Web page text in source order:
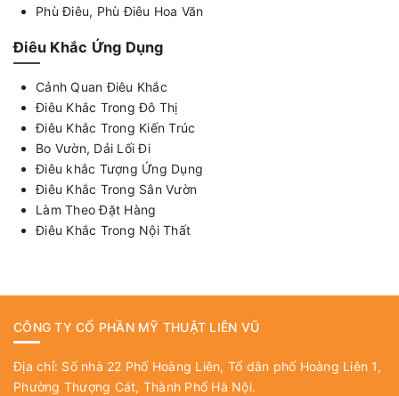
Phù Điêu, Phù Điêu Hoa Văn
Điêu Khắc Ứng Dụng
Cảnh Quan Điêu Khắc
Điêu Khắc Trong Đô Thị
Điêu Khắc Trong Kiến Trúc
Bo Vườn, Dải Lối Đi
Điêu khắc Tượng Ứng Dụng
Điêu Khắc Trong Sân Vườn
Làm Theo Đặt Hàng
Điêu Khắc Trong Nội Thất
CÔNG TY CỔ PHẦN MỸ THUẬT LIÊN VŨ
Địa chỉ: Số nhà 22 Phố Hoàng Liên, Tổ dân phố Hoàng Liên 1,
Phường Thượng Cát, Thành Phố Hà Nội.